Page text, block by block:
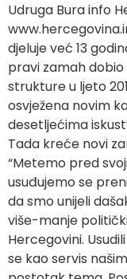
Udruga Bura info
djeluje već 13
pravi zamah
strukture u ljeto
osvježena novim
desetljećima
Tada kreće novi
“Metemo pred
usuđujemo se
da smo unijeli
više-manje
Hercegovini.
se kao servis